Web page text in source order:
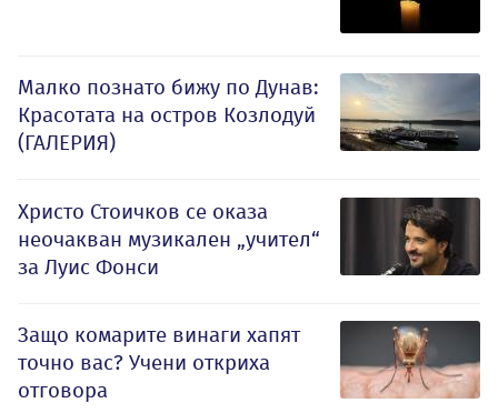
Малко познато бижу по Дунав:
Красотата на остров Козлодуй
(ГАЛЕРИЯ)
Христо Стоичков се оказа
неочакван музикален „учител“
за Луис Фонси
Защо комарите винаги хапят
точно вас? Учени откриха
отговора